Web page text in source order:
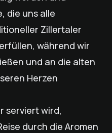
die uns alle
Zillertaler
während wir
und an die alten
Herzen
serviert wird,
durch die Aromen